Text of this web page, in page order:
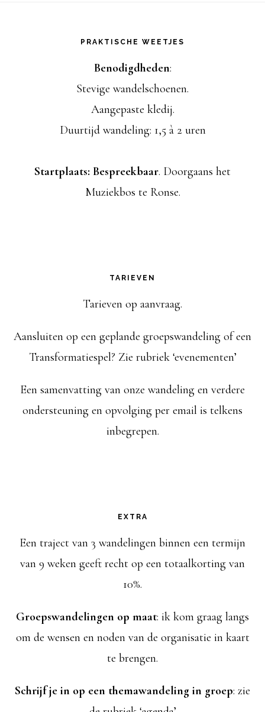
PRAKTISCHE WEETJES
Benodigdheden:
Stevige wandelschoenen.
Aangepaste kledij.
Duurtijd wandeling: 1,5 à 2 uren
Startplaats: Bespreekbaar. Doorgaans het
Muziekbos te Ronse.
TARIEVEN
Tarieven op aanvraag.
Aansluiten op een geplande groepswandeling of een
Transformatiespel? Zie rubriek ‘evenementen’
Een samenvatting van onze wandeling en verdere
ondersteuning en opvolging per email is telkens
inbegrepen.
EXTRA
Een traject van 3 wandelingen binnen een termijn
van 9 weken geeft recht op een totaalkorting van
10%.
Groepswandelingen op maat: ik kom graag langs
om de wensen en noden van de organisatie in kaart
te brengen.
Schrijf je in op een themawandeling in groep: zie